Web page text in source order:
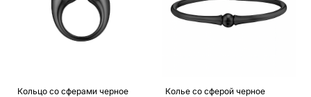
Кольцо со сферами черное
Колье со сферой черное